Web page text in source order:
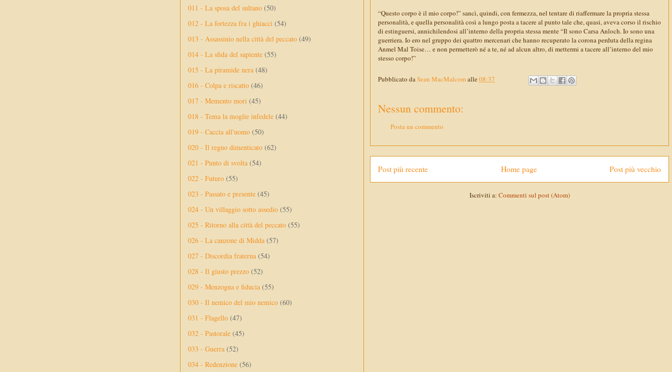
“Questo corpo è il mio corpo!” sancì, quindi, con fermezza, nel tentare di riaffermare la propria stessa
personalità, e quella personalità così a lungo posta a tacere al punto tale che, quasi, aveva corso il rischio
di estinguersi, annichilendosi all’interno della propria stessa mente “Il sono Carsa Anloch. Io sono una
guerriera. Io ero nel gruppo dei quattro mercenari che hanno recuperato la corona perduta della regina
Anmel Mal Toise… e non permetterò né a te, né ad alcun altro, di mettermi a tacere all’interno del mio
stesso corpo!”
Pubblicato daSean MacMalcomalle 08:37
Nessun commento:
Posta un commento
Post più recente Post più vecchio
Home page
Iscriviti a: Commenti sul post (Atom)
011 - La sposa del sultano (50)
012 - La fortezza fra i ghiacci (54)
013 - Assassinio nella città del peccato (49)
014 - La sfida del sapiente (55)
015 - La piramide nera (48)
016 - Colpa e riscatto (46)
017 - Memento mori (45)
018 - Tema la moglie infedele (44)
019 - Caccia all'uomo (50)
020 - Il regno dimenticato (62)
021 - Punto di svolta (54)
022 - Futuro (55)
023 - Passato e presente (45)
024 - Un villaggio sotto assedio (55)
025 - Ritorno alla città del peccato (55)
026 - La canzone di Midda (57)
027 - Discordia fraterna (54)
028 - Il giusto prezzo (52)
029 - Menzogna e fiducia (55)
030 - Il nemico del mio nemico (60)
031 - Flagello (47)
032 - Pastorale (45)
033 - Guerra (52)
034 - Redenzione (56)